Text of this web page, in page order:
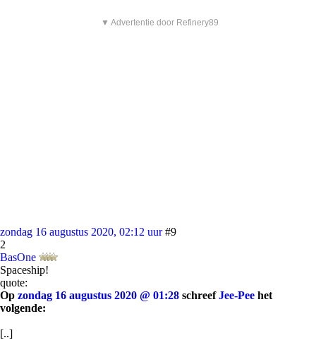
▼ Advertentie door Refinery89
zondag 16 augustus 2020, 02:12 uur #9
2
BasOne
Spaceship!
quote:
Op zondag 16 augustus 2020 @ 01:28 schreefJee-Pee het
volgende:
[..]